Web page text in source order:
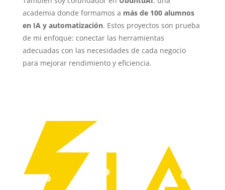
academia donde formamos a más de 100 alumnos
en IA y automatización. Estos proyectos son prueba
de mi enfoque: conectar las herramientas
adecuadas con las necesidades de cada negocio
para mejorar rendimiento y eficiencia.